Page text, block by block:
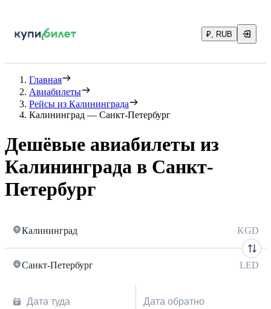
₽, RUB
Главная
Авиабилеты
Рейсы из Калининграда
Калининград — Санкт-Петербург
Дешёвые авиабилеты из
Калининграда в Санкт-
Петербург
Калининград KGD
Санкт-Петербург LED
Дата туда Дата обратно